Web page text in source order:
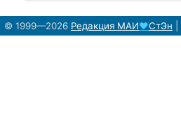
© 1999—2026 Редакция МАИ♥СтЭн